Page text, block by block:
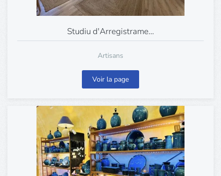
Studiu d'Arregistrame…
Artisans
Voir la page